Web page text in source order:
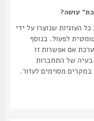
שנוצרו על ידי
לפעול. בנוסף
אם אפשרות זו
של התחברות
מסוימים לעזור.